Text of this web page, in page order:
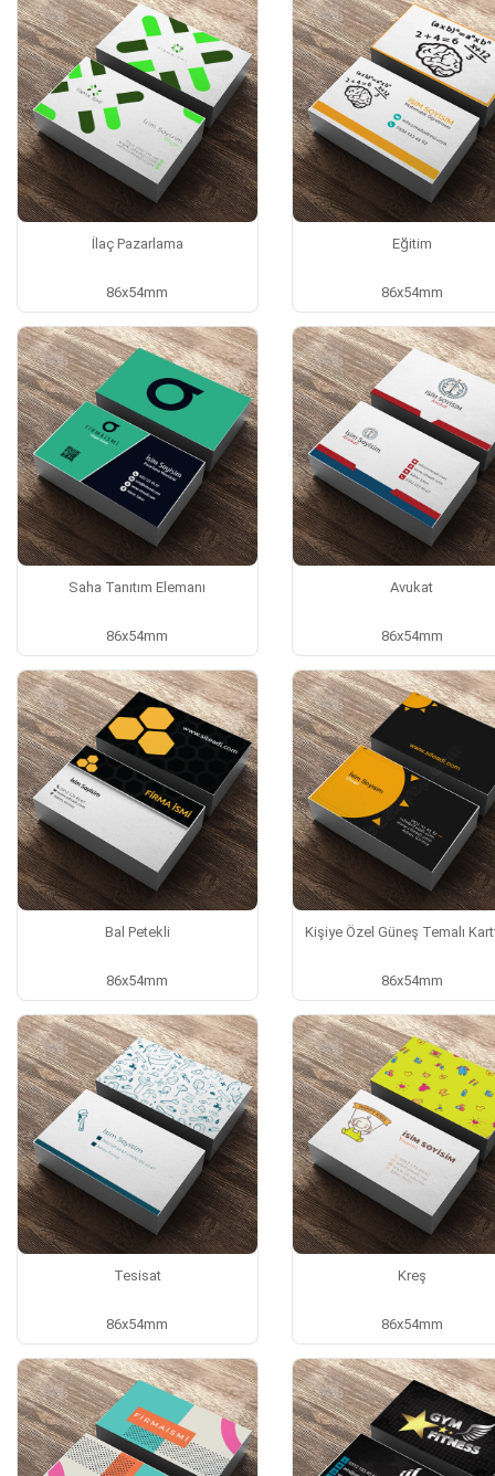
İlaç Pazarlama
86x54mm
Eğitim
86x54mm
Saha Tanıtım Elemanı
86x54mm
Avukat
86x54mm
Bal Petekli
86x54mm
Kişiye Özel Güneş Temalı
86x54mm
Tesisat
86x54mm
Kreş
86x54mm